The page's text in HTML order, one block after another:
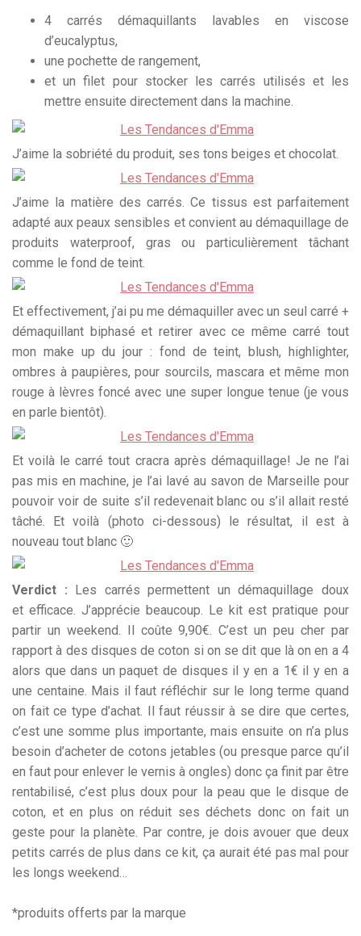
4 carrés démaquillants lavables en viscose
d’eucalyptus,
une pochette de rangement,
et un filet pour stocker les carrés utilisés et les
mettre ensuite directement dans la machine.
J’aime la sobriété du produit, ses tons beiges et chocolat.
J’aime la matière des carrés. Ce tissus est parfaitement
adapté aux peaux sensibles et convient au démaquillage de
produits waterproof, gras ou particulièrement tâchant
comme le fond de teint.
Et effectivement, j’ai pu me démaquiller avec un seul carré +
démaquillant biphasé et retirer avec ce même carré tout
mon make up du jour : fond de teint, blush, highlighter,
ombres à paupières, pour sourcils, mascara et même mon
rouge à lèvres foncé avec une super longue tenue (je vous
en parle bientôt).
Et voilà le carré tout cracra après démaquillage! Je ne l’ai
pas mis en machine, je l’ai lavé au savon de Marseille pour
pouvoir voir de suite s’il redevenait blanc ou s’il allait resté
tâché. Et voilà (photo ci-dessous) le résultat, il est à
nouveau tout blanc 🙂
Verdict : Les carrés permettent un démaquillage doux
et efficace. J’apprécie beaucoup. Le kit est pratique pour
partir un weekend. Il coûte 9,90€. C’est un peu cher par
rapport à des disques de coton si on se dit que là on en a 4
alors que dans un paquet de disques il y en a 1€ il y en a
une centaine. Mais il faut réfléchir sur le long terme quand
on fait ce type d’achat. Il faut réussir à se dire que certes,
c’est une somme plus importante, mais ensuite on n’a plus
besoin d’acheter de cotons jetables (ou presque parce qu’il
en faut pour enlever le vernis à ongles) donc ça finit par être
rentabilisé, c’est plus doux pour la peau que le disque de
coton, et en plus on réduit ses déchets donc on fait un
geste pour la planète. Par contre, je dois avouer que deux
petits carrés de plus dans ce kit, ça aurait été pas mal pour
les longs weekend…
*produits offerts par la marque